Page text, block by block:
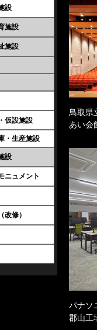
設
施設
施設
仮設施設
・生産施設
設
ニュメント
改修）
鳥取県
あい会
パナソ
郡山工